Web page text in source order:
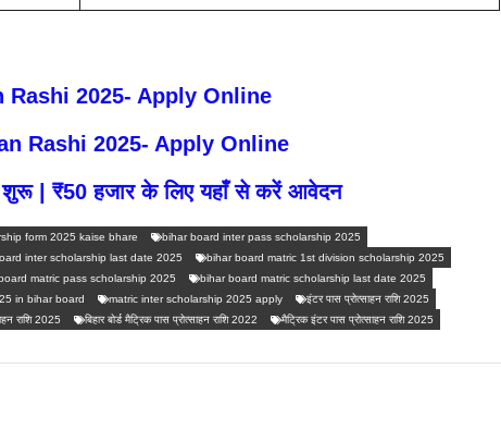
2025- Apply Online
Rashi 2025- Apply Online
शुरू | ₹50 हजार के लिए यहाँ से करें आवेदन
form 2025 kaise bhare
bihar board inter pass scholarship 2025
inter scholarship last date 2025
bihar board matric 1st division scholarship 2025
matric pass scholarship 2025
bihar board matric scholarship last date 2025
in bihar board matric inter scholarship 2025 apply
इंटर पास प्रोत्साहन राशि 2025
राशि 2025 बिहार बोर्ड मैट्रिक पास प्रोत्साहन राशि 2022 मैट्रिक इंटर पास प्रोत्साहन राशि 2025